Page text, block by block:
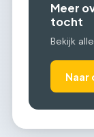
Meer
tocht
Bekijk
Naar